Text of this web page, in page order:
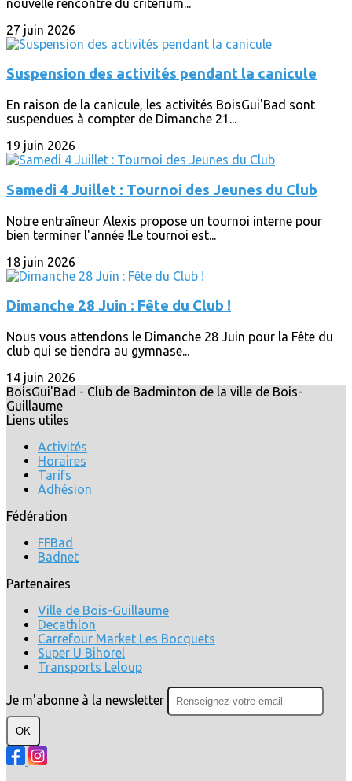
nouvelle rencontre du critérium...
27 juin 2026
Suspension des activités pendant la canicule
En raison de la canicule, les activités BoisGui'Bad sont
suspendues à compter de Dimanche 21...
19 juin 2026
Samedi 4 Juillet : Tournoi des Jeunes du Club
Notre entraîneur Alexis propose un tournoi interne pour
bien terminer l'année !Le tournoi est...
18 juin 2026
Dimanche 28 Juin : Fête du Club !
Nous vous attendons le Dimanche 28 Juin pour la Fête du
club qui se tiendra au gymnase...
14 juin 2026
BoisGui'Bad - Club de Badminton de la ville de Bois-
Guillaume
Liens utiles
Activités
Horaires
Tarifs
Adhésion
Fédération
FFBad
Badnet
Partenaires
Ville de Bois-Guillaume
Decathlon
Carrefour Market Les Bocquets
Super U Bihorel
Transports Leloup
Je m'abonne à la newsletter
OK